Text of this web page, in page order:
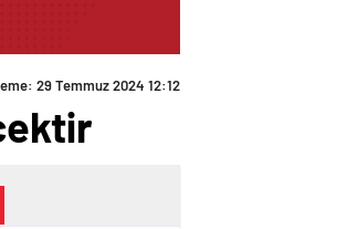
29 Temmuz 2024 12:12